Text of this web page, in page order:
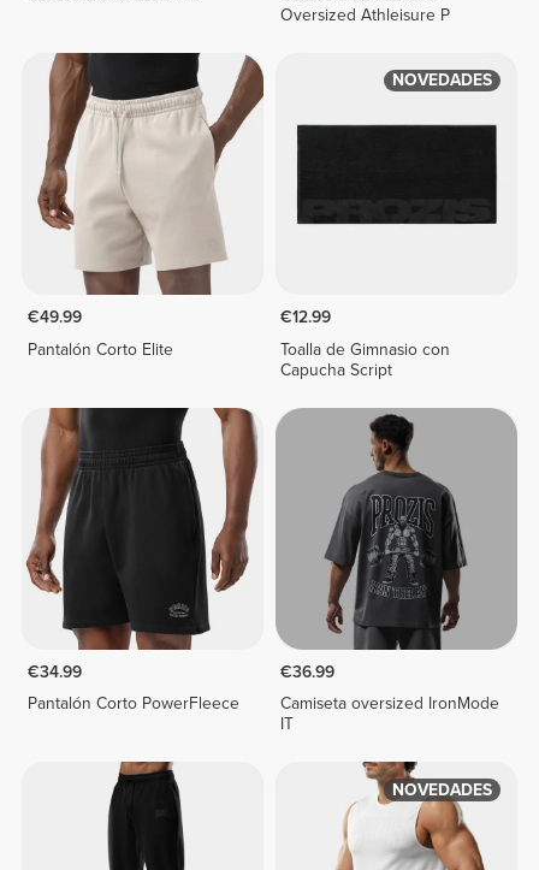
Oversized Athleisure P
€49.99
Pantalón Corto Elite
NOVEDADES
€12.99
Toalla de Gimnasio con
Capucha Script
€34.99
Pantalón Corto PowerFleece
€36.99
Camiseta oversized IronMode
IT
NOVEDADES